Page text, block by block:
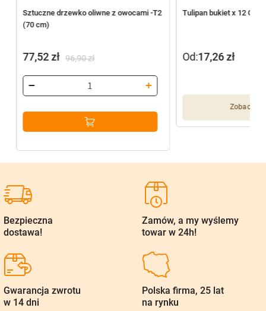
Sztuczne drzewko oliwne z owocami -T2
(70 cm)
96,90zł
cena
wynosiła:
96,90 zł.
77,52zł
cena
wynosi:
77,52 zł.
Tulipan bukiet x 12
Zobacz
Od:17,26zł
Bezpieczna
dostawa!
Zamów, a my wyślemy
towar w 24h!
Gwarancja zwrotu
w 14 dni
Polska firma, 25 lat
na rynku